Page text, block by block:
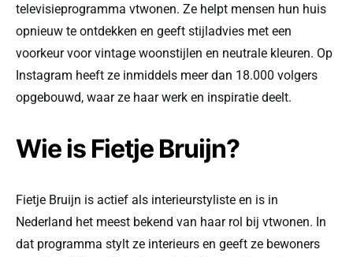
televisieprogramma vtwonen. Ze helpt mensen hun huis
opnieuw te ontdekken en geeft stijladvies met een
voorkeur voor vintage woonstijlen en neutrale kleuren. Op
Instagram heeft ze inmiddels meer dan 18.000 volgers
opgebouwd, waar ze haar werk en inspiratie deelt.
Wie is Fietje Bruijn?
Fietje Bruijn is actief als interieurstyliste en is in
Nederland het meest bekend van haar rol bij vtwonen. In
dat programma stylt ze interieurs en geeft ze bewoners